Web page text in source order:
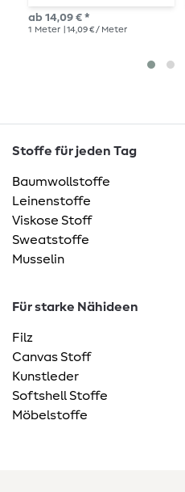
ab 14,09 € *
1 Meter | 14,09 € / Meter
Stoffe für jeden Tag
Baumwollstoffe
Leinenstoffe
Viskose Stoff
Sweatstoffe
Musselin
Für starke Nähideen
Filz
Canvas Stoff
Kunstleder
Softshell Stoffe
Möbelstoffe